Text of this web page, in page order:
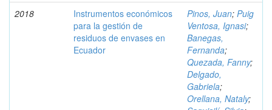
2018
Instrumentos económicos
para la gestión de
residuos de envases en
Ecuador
Pinos, Juan; Puig
Ventosa, Ignasi;
Banegas,
Fernanda;
Quezada, Fanny;
Delgado,
Gabriela;
Orellana, Nataly;